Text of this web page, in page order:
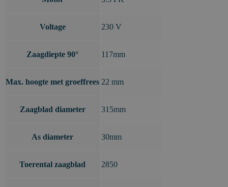
Voltage 230 V
Zaagdiepte 90° 117mm
Max. hoogte met groeffrees 22 mm
Zaagblad diameter 315mm
As diameter 30mm
Toerental zaagblad 2850